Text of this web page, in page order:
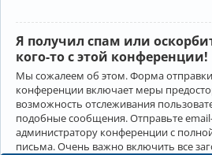
Я получил спам или
кого-то с этой конференции!
Мы сожалеем об этом. Форма
конференции включает меры
возможность отслеживания
подобные сообщения. Отправьте
администратору конференции с
письма. Очень важно включить все